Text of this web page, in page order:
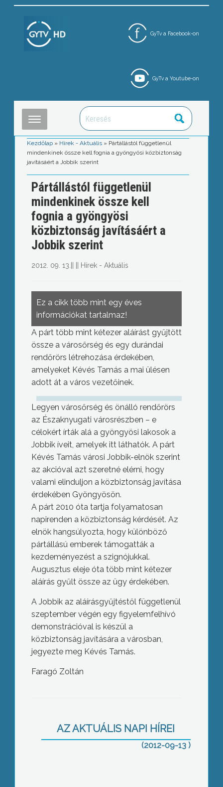
GyTv a Facebook-on
GyTv a Youtube-on
Kezdőlap » Hírek - Aktuális » Pártállástól függetlenül
mindenkinek össze kell fognia a gyöngyösi közbiztonság
javításáért a Jobbik szerint
Pártállástól függetlenül
mindenkinek össze kell
fognia a gyöngyösi
közbiztonság javításáért a
Jobbik szerint
2012. 09. 13. Hírek - Aktuális
Ez a cikk több mint egy éves
információkat tartalmaz!
A párt több mint kétezer aláírást gyűjtött
össze a városőrség és egy durándai
rendőrörs létrehozása érdekében,
amelyeket Kévés Tamás a mai ülésen
adott át a város vezetőinek.
Legyen városőrség és önálló rendőrörs
az Északnyugati városrészben – e
célokért írták alá a gyöngyösi lakosok a
Jobbik íveit, amelyek itt láthatók. A párt
Kévés Tamás városi Jobbik-elnök szerint
az akcióval azt szeretné elérni, hogy
valami elinduljon a közbiztonság javítása
érdekében Gyöngyösön.
A párt 2010 óta tartja folyamatosan
napirenden a közbiztonság kérdését. Az
elnök hangsúlyozta, hogy különböző
pártállású emberek támogatták a
kezdeményezést a szignójukkal.
Augusztus eleje óta több mint kétezer
aláírás gyűlt össze az ügy érdekében.
A Jobbik az aláírásgyűjtéstől függetlenül
szeptember végén egy figyelemfelhívó
demonstrációval is készül a
közbiztonság javítására a városban,
jegyezte meg Kévés Tamás.
Faragó Zoltán
AZ AKTUÁLIS NAPI HÍREI
(2012-09-13 )
kórház új épületszárnyának projektjét –
derült ki a városi képviselőtestületi
ülésen